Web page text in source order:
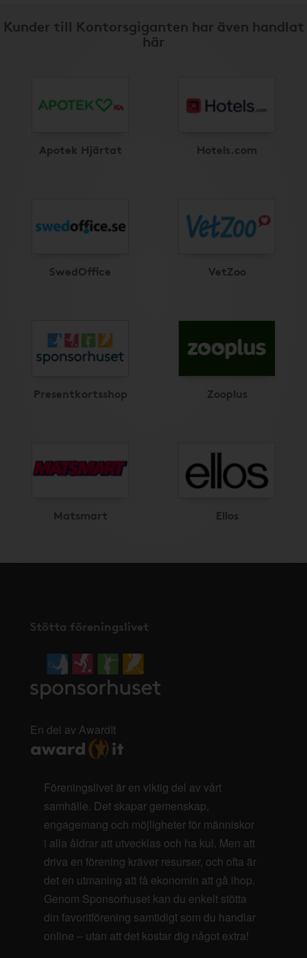
Kunder till Kontorsgiganten har även handlat
här
Apotek Hjärtat Hotels.com
SwedOffice VetZoo
Presentkortsshop Zooplus
Matsmart Ellos
Stötta föreningslivet
En del av AwardIt
Föreningslivet är en viktig del av vårt
samhälle. Det skapar gemenskap,
engagemang och möjligheter för människor
i alla åldrar att utvecklas och ha kul. Men att
driva en förening kräver resurser, och ofta är
det en utmaning att få ekonomin att gå ihop.
Genom Sponsorhuset kan du enkelt stötta
din favoritförening samtidigt som du handlar
online – utan att det kostar dig något extra!